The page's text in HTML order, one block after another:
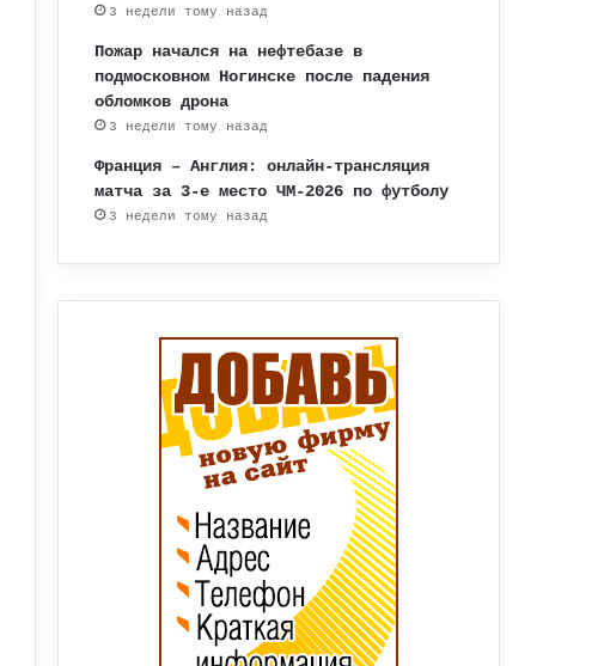
3 недели тому назад
Пожар начался на нефтебазе в
подмосковном Ногинске после падения
обломков дрона
3 недели тому назад
Франция – Англия: онлайн-трансляция
матча за 3-е место ЧМ-2026 по футболу
3 недели тому назад